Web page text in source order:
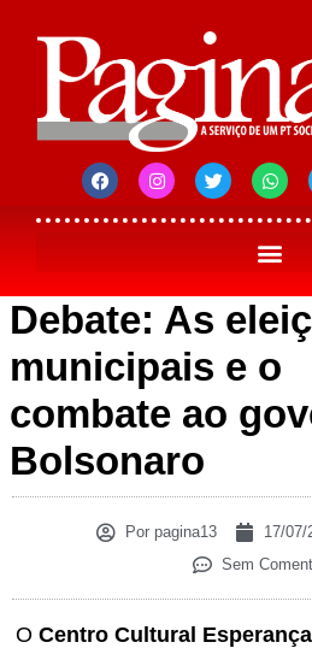
Debate: As
municipais e o
combate ao
Bolsonaro
Porpagina13 17/07/
Sem
O Centro Cultural